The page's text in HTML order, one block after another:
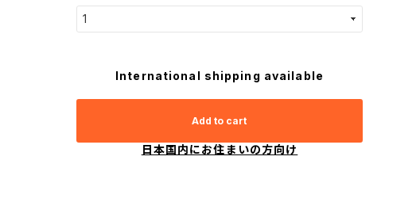
International shipping available
Add to cart
日本国内にお住まいの方向け